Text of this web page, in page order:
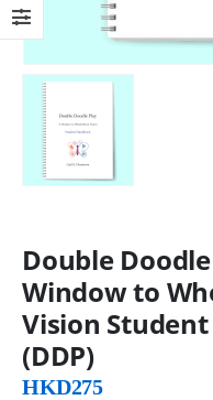
Double
Window to
Vision
(DDP)
HKD275